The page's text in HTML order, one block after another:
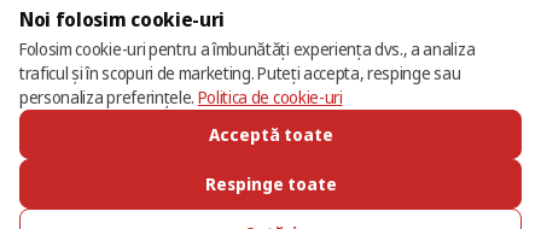
© 2013 – 2026 ECOM
Noi folosim cookie-uri
Folosim cookie-uri pentru a îmbunătăți experiența dvs., a analiza
traficul și în scopuri de marketing. Puteți accepta, respinge sau
personaliza preferințele. Politica de cookie-uri
Acceptă toate
Respinge toate